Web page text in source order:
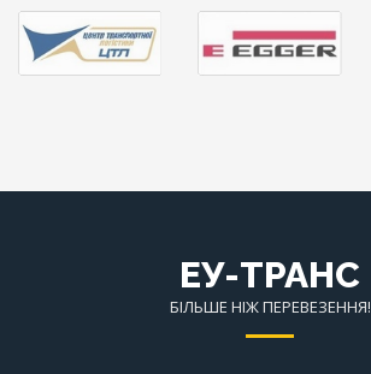
ЕУ-ТРАНС
БІЛЬШЕ НІЖ ПЕРЕВЕЗЕННЯ!